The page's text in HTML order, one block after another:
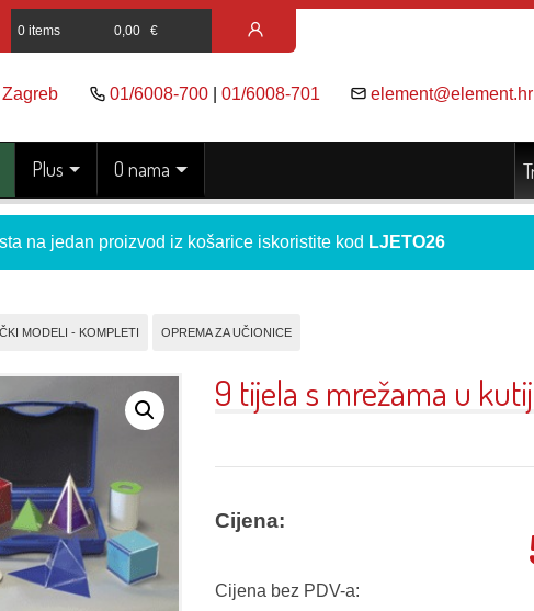
0 items 0,00 €
01/6008-700| 01/6008-701 element@element.hr
Plus O nama
na jedan proizvod iz košarice iskoristite kod LJETO26
MODELI - KOMPLETI OPREMA ZA UČIONICE
9 tijela s mrežama u
Cijena:
Cijena bez PDV-a: